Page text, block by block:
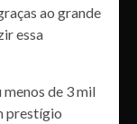
ao grande
essa
de 3 mil
prestígio